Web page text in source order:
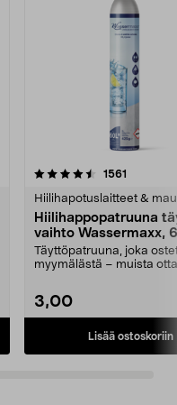
1561
Hiilihapotuslaitteet &
Hiilihappopatruuna
vaihto Wassermaxx,
Täyttöpatruuna, joka
myymälästä – muista
3,00
Lisää ostoskoriin
4.5viidestä